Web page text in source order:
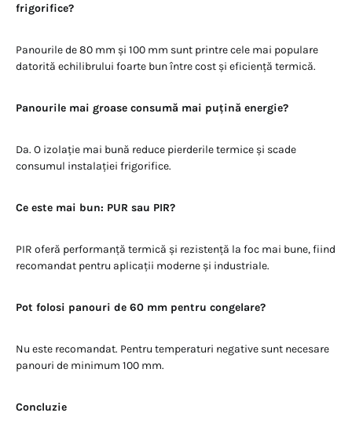
frigorifice?
Panourile de 80 mm și 100 mm sunt printre cele mai populare
datorită echilibrului foarte bun între cost și eficiență termică.
Panourile mai groase consumă mai puțină energie?
Da. O izolație mai bună reduce pierderile termice și scade
consumul instalației frigorifice.
Ce este mai bun: PUR sau PIR?
PIR oferă performanță termică și rezistență la foc mai bune, fiind
recomandat pentru aplicații moderne și industriale.
Pot folosi panouri de 60 mm pentru congelare?
Nu este recomandat. Pentru temperaturi negative sunt necesare
panouri de minimum 100 mm.
Concluzie